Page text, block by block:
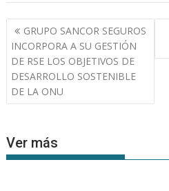
Navegación
de
entradas
GRUPO SANCOR SEGUROS
INCORPORA A SU GESTIÓN
DE RSE LOS OBJETIVOS DE
DESARROLLO SOSTENIBLE
DE LA ONU
Ver más